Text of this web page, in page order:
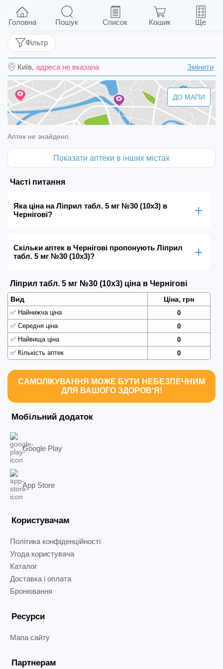
Ліприл табл. 5 мг №30 (10х3)
Київ, адреса не вказана Змінити
Фільтр
ДО МАПИ
Аптек не знайдено.
Показати аптеки в інших містах
Часті питання
Яка ціна на Ліприл табл. 5 мг №30 (10х3) в
Чернігові?
Скільки аптек в Чернігові пропонують Ліприл
табл. 5 мг №30 (10х3)?
Ліприл табл. 5 мг №30 (10х3) ціна в Чернігові
Вид Ціна, грн
✅ Найнижча ціна
0
✅ Середня ціна
0
✅ Найвища ціна
0
✅ Кількість аптек 0
САМОЛІКУВАННЯ МОЖЕ БУТИ НЕБЕЗПЕЧНИМ
ДЛЯ ВАШОГО ЗДОРОВ'Я!
Мобільний додаток
Google Play
App Store
Користувачам
Політика конфіденційності
Угода користувача
Каталог
Доставка і оплата
Бронювання
Ресурси
Мапа сайту
Партнерам
Головна Пошук Список Кошик Ще